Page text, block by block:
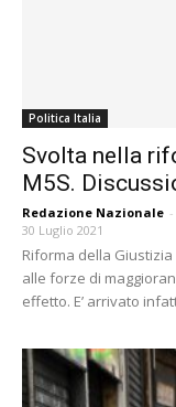
Politica Italia
Svolta nella
M5S.
Redazione Nazionale -
30 Luglio 2021
Riforma della
alle forze di
effetto. E’ arrivato